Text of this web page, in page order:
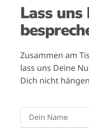
Lass
Zusammen am
lass uns Deine
Dich nicht